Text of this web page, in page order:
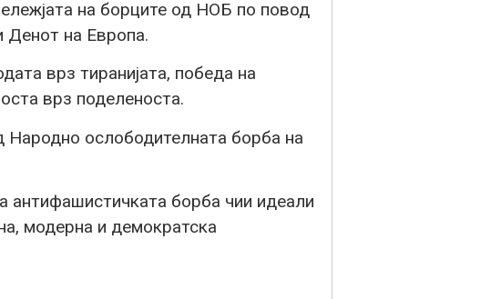
на борците од НОБ по повод
на Европа.
врз тиранијата, победа на
врз поделеноста.
ослободителната борба на
антифашистичката борба чии идеали
модерна и демократска